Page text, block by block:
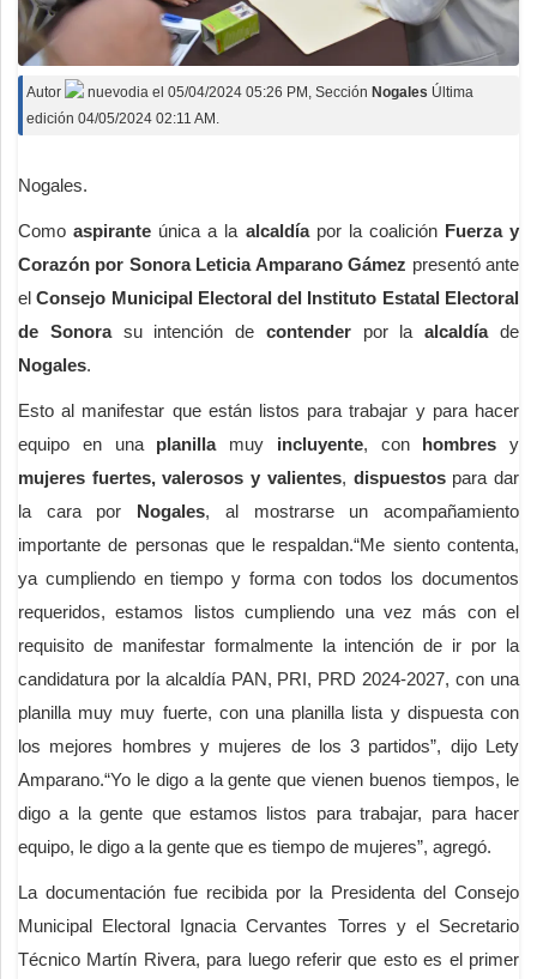
Autor nuevodia el 05/04/2024 05:26 PM , Sección Nogales Última
edición 04/05/2024 02:11 AM.
Nogales.
Comoaspirante única a la alcaldíapor la coalición Fuerza y
Corazón por Sonora Leticia Amparano Gámez presentó ante
elConsejo Municipal Electoral del Instituto Estatal Electoral
de Sonorasu intención de contenderpor laalcaldíade
Nogales.
Esto al manifestar que están listos para trabajar y para hacer
equipo en una planilla muy incluyente, con hombres y
mujeres fuertes, valerosos y valientes, dispuestospara dar
la cara por
Nogales, al mostrarse un acompañamiento
importante de personas que le respaldan.“Me siento contenta,
ya cumpliendo en tiempo y forma con todos los documentos
requeridos, estamos listos cumpliendo una vez más con el
requisito de manifestar formalmente la intención de ir por la
candidatura por la alcaldía PAN, PRI, PRD 2024-2027, con una
planilla muy muy fuerte, con una planilla lista y dispuesta con
los mejores hombres y mujeres de los 3 partidos”, dijo Lety
Amparano.“Yo le digo a la gente que vienen buenos tiempos, le
digo a la gente que estamos listos para trabajar, para hacer
equipo, le digo a la gente que es tiempo de mujeres”, agregó.
La documentación fue recibida por la Presidenta del Consejo
Municipal Electoral Ignacia Cervantes Torres y el Secretario
Técnico Martín Rivera, para luego referir que esto es el primer